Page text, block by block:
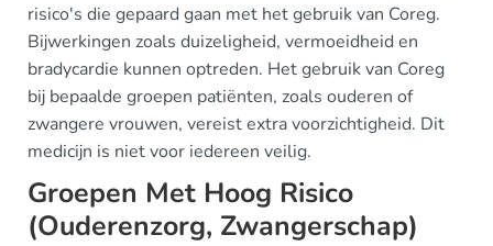
risico's die gepaard gaan met het gebruik van Coreg.
Bijwerkingen zoals duizeligheid, vermoeidheid en
bradycardie kunnen optreden. Het gebruik van Coreg
bij bepaalde groepen patiënten, zoals ouderen of
zwangere vrouwen, vereist extra voorzichtigheid. Dit
medicijn is niet voor iedereen veilig.
Groepen Met Hoog Risico
(Ouderenzorg, Zwangerschap)